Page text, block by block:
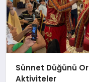
Sünnet Düğünü
Aktiviteler